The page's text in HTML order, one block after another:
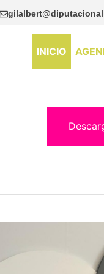
INICIO